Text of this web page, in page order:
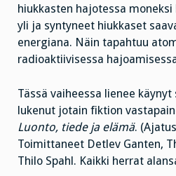
hiukkasten hajotessa
yli ja syntyneet hiukkaset
energiana. Näin tapahtuu
radioaktiivisessa
Tässä vaiheessa lienee
lukenut jotain fiktion
Luonto, tiede ja elämä.
Toimittaneet Detlev Ganten,
Thilo Spahl. Kaikki herrat